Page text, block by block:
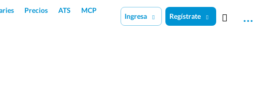
Precios ATS
MCP
Ingresa Regístrate